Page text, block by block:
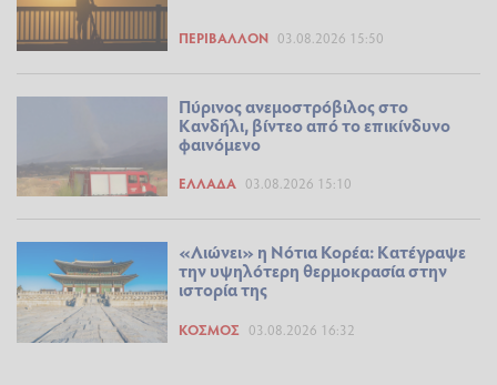
ΠΕΡΙΒΆΛΛΟΝ 03.08.2026 15:50
Πύρινος ανεμοστρόβιλος στο
Κανδήλι, βίντεο από το επικίνδυνο
φαινόμενο
ΕΛΛΆΔΑ 03.08.2026 15:10
«Λιώνει» η Νότια Κορέα: Kατέγραψε
την υψηλότερη θερμοκρασία στην
ιστορία της
ΚΌΣΜΟΣ 03.08.2026 16:32